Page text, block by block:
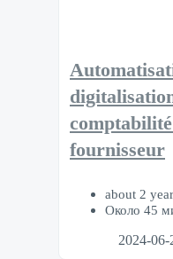
fournisseur
about 2
Около 45
2024-